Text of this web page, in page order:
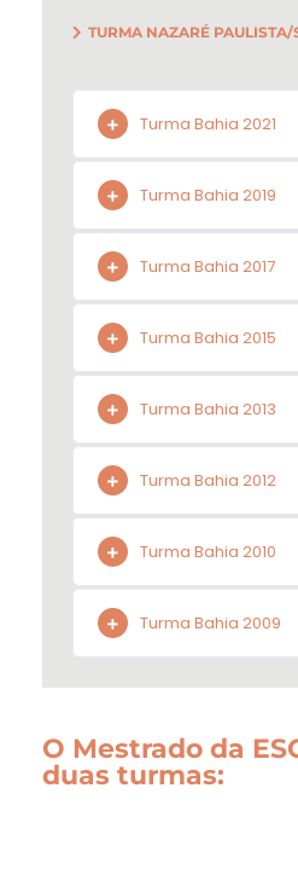
TURMA NAZARÉ PAULISTA/
Turma Bahia 2021
Turma Bahia 2019
Turma Bahia 2017
Turma Bahia 2015
Turma Bahia 2013
Turma Bahia 2012
Turma Bahia 2010
Turma Bahia 2009
O Mestrado da
duas turmas: